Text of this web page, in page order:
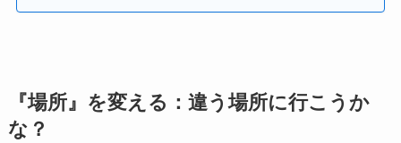
『場所』を変える：違う場所に行こうか
な？